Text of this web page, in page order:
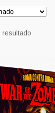
resultado